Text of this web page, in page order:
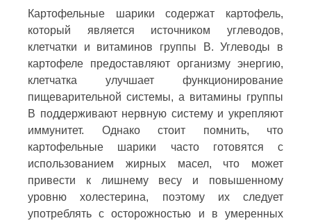
Картофельные шарики содержат картофель,
который является источником углеводов,
клетчатки и витаминов группы В. Углеводы в
картофеле предоставляют организму энергию,
клетчатка улучшает функционирование
пищеварительной системы, а витамины группы
В поддерживают нервную систему и укрепляют
иммунитет. Однако стоит помнить, что
картофельные шарики часто готовятся с
использованием жирных масел, что может
привести к лишнему весу и повышенному
уровню холестерина, поэтому их следует
употреблять с осторожностью и в умеренных